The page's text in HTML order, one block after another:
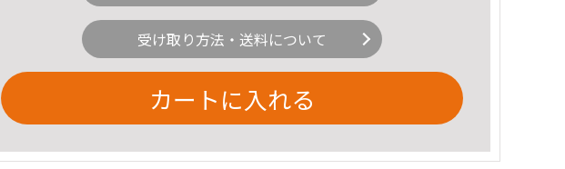
受け取り方法・送料について
カートに入れる